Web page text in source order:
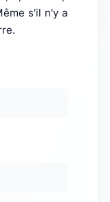
s'il n'y a